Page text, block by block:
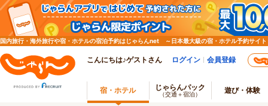
国内旅行・海外旅行や宿・ホテルの宿泊予約はじゃらんnet ～日本最大級の宿・ホテル予約サイト
こんにちは♪ゲストさん ログイン 会員登録
宿・ホテル じゃらんパック
（交通＋宿泊） 遊び・体験